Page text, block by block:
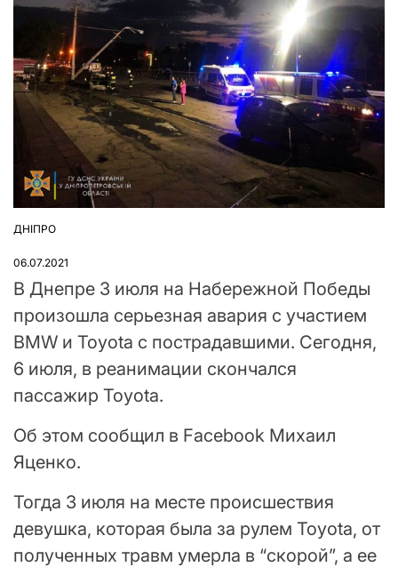
ОПУБЛІКУВАТИ
ДНІПРО
06.07.2021
В Днепре 3 июля на Набережной Победы
произошла серьезная авария с участием
BMW и Toyota с пострадавшими. Сегодня,
6 июля, в реанимации скончался
пассажир Toyota.
Об этом сообщил в Facebook Михаил
Яценко.
Тогда 3 июля на месте происшествия
девушка, которая была за рулем Toyota, от
полученных травм умерла в “скорой”, а ее